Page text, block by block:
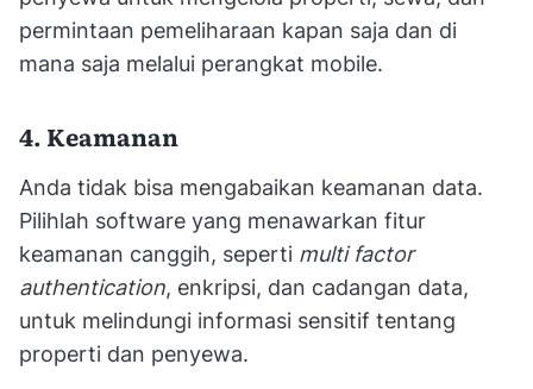
permintaan pemeliharaan kapan saja dan di
mana saja melalui perangkat mobile.
4. Keamanan
Anda tidak bisa mengabaikan keamanan data.
Pilihlah software yang menawarkan fitur
keamanan canggih, seperti multi factor
authentication, enkripsi, dan cadangan data,
untuk melindungi informasi sensitif tentang
properti dan penyewa.